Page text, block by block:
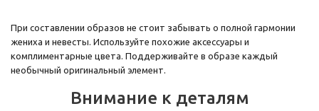
При составлении образов не стоит забывать о полной гармонии
жениха и невесты. Используйте похожие аксессуары и
комплиментарные цвета. Поддерживайте в образе каждый
необычный оригинальный элемент.
Внимание к деталям